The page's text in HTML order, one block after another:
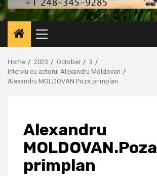
Primary
Menu
Home 2023 October
3
Interviu cu actorul Alexandru Moldovan
Alexandru MOLDOVAN.Poza primplan
Alexandru
MOLDOVAN.Poza
primplan